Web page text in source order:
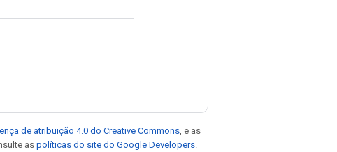
de atribuição 4.0 do Creative Commons , e as
aspolíticas do site do Google Developers